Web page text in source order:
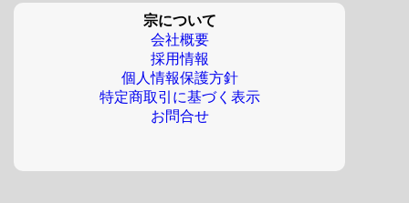
宗について
会社概要
採用情報
個人情報保護方針
特定商取引に基づく表示
お問合せ